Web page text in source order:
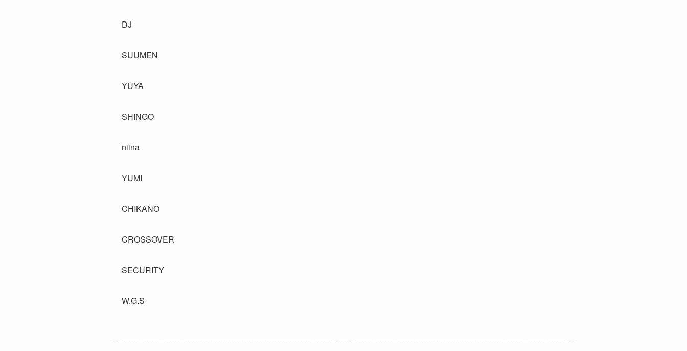
DJ
SUUMEN
YUYA
SHINGO
niina
YUMI
CHIKANO
CROSSOVER
SECURITY
W.G.S